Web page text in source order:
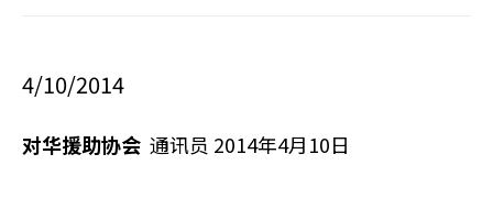
4/10/2014
对华援助协会 通讯员 2014年4月10日